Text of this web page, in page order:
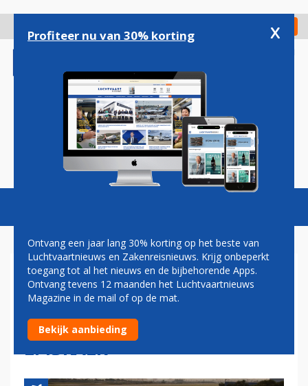
gaan
Check in
Magazine Podcasts Vacatures
PILOOT EN CREW VAN
SKYWEST SLAPEN
NOODGEDWONGEN IN
EMBRAER
Profiteer nu van 30% korting x
Ontvang een jaar lang 30% korting op het beste van
Luchtvaartnieuws en Zakenreisnieuws. Krijg onbeperkt
toegang tot al het nieuws en de bijbehorende Apps.
Ontvang tevens 12 maanden het Luchtvaartnieuws
Magazine in de mail of op de mat.
Bekijk aanbieding